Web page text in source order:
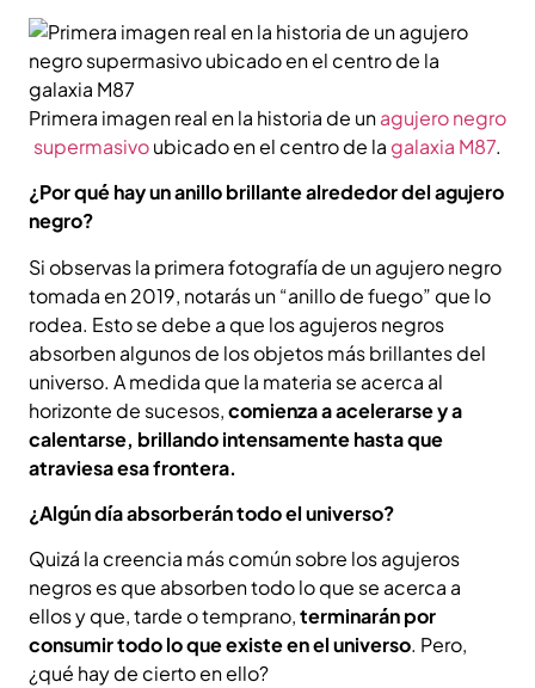
Primera imagen real en la historia de unagujero negro
supermasivoubicado en el centro de la galaxia M87.
¿Por qué hay un anillo brillante alrededor del agujero
negro?
Si observas la primera fotografía de un agujero negro
tomada en 2019, notarás un “anillo de fuego” que lo
rodea. Esto se debe a que los agujeros negros
absorben algunos de los objetos más brillantes del
universo. A medida que la materia se acerca al
horizonte de sucesos,comienza a acelerarse y a
calentarse, brillando intensamente hasta que
atraviesa esa frontera.
¿Algún día absorberán todo el universo?
Quizá la creencia más común sobre los agujeros
negros es que absorben todo lo que se acerca a
ellos y que, tarde o temprano,terminarán por
consumir todo lo que existe en el universo. Pero,
¿qué hay de cierto en ello?